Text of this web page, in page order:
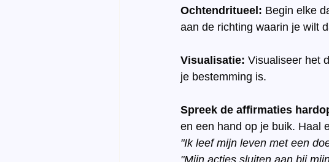
Ochtendritueel: Begin elke
aan de richting waarin je wilt
Visualisatie: Visualiseer het
je bestemming is.
Spreek de affirmaties
en een hand op je buik. Haal
"Ik leef mijn leven met een
"Mijn acties sluiten aan bij